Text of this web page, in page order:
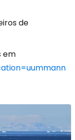
de
em